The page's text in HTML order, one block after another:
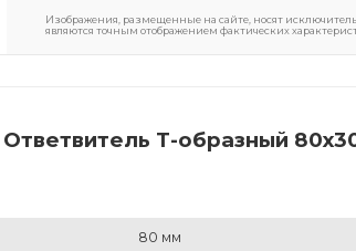
Изображения, размещенные на сайте, носят
являются точным отображением фактических
Т-образный
80 мм